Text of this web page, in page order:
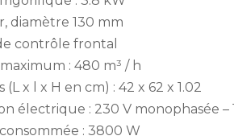
diamètre 130 mm
contrôle frontal
: 480 m³ / h
(L x l x H en cm) : 42 x 62 x 1.02
électrique : 230 V monophasée –
: 3800 W